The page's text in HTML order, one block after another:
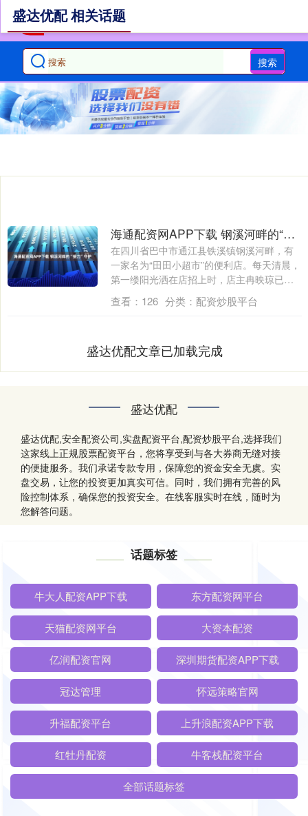
搜索
盛达优配 相关话题
海通配资网APP下载 钢溪河畔的“接力”守护
在四川省巴中市通江县铁溪镇钢溪河畔，有
一家名为“田田小超市”的便利店。每天清晨，
第一缕阳光洒在店招上时，店主冉映琼已开
始....
查看： 126 分类： 配资炒股平台
盛达优配文章已加载完成
盛达优配
盛达优配,安全配资公司,实盘配资平台,配资炒股平台,选择我们
这家线上正规股票配资平台，您将享受到与各大券商无缝对接
的便捷服务。我们承诺专款专用，保障您的资金安全无虞。实
盘交易，让您的投资更加真实可信。同时，我们拥有完善的风
险控制体系，确保您的投资安全。在线客服实时在线，随时为
您解答问题。
话题标签
牛大人配资APP下载 东方配资网平台
天猫配资网平台 大资本配资
亿润配资官网 深圳期货配资APP下载
冠达管理 怀远策略官网
升福配资平台 上升浪配资APP下载
红牡丹配资 牛客栈配资平台
全部话题标签